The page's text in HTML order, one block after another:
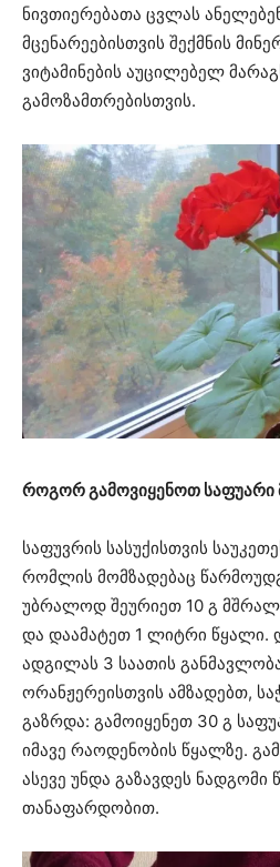
ნივთიერებათა ცვლას
მცენარეებისთვის შექმნის
ვიტამინების აუცილებელ
გამოზამთრებისთვის.
როგორ გამოვიყენოთ საფუარი
საფუვრის სასუქისთვის
რომლის მომზადებაც
უბრალოდ შეურიეთ 10 გ
და დაამატეთ 1 ლიტრი წყალი.
ადგილას 3 საათის
ორანჟერეისთვის ამზადებთ,
გაზრდა: გამოიყენეთ 30 გ
იმავე რაოდენობის წყალზე.
ასევე უნდა გაზავდეს ნადგომი
თანაფარდობით.